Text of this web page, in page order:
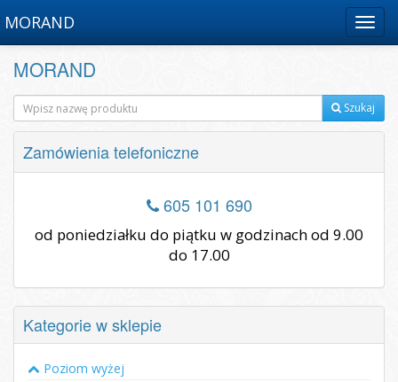
Menu
MORAND
MORAND
Szukaj
Zamówienia telefoniczne
605 101 690
od poniedziałku do piątku w godzinach od 9.00
do 17.00
Kategorie w sklepie
Poziom wyżej